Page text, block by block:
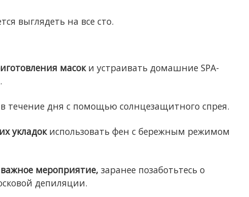
выглядеть на все сто.
масоки устраивать домашние SPA-
в течение дня с помощью солнцезащитного спрея.
укладокиспользовать фен с бережным режимом
мероприятие, заранее позаботьтесь о
депиляции.